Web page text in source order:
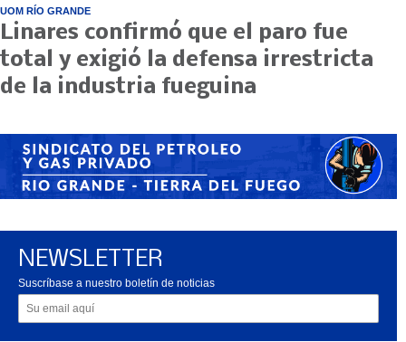
UOM RÍO GRANDE
Linares confirmó que el paro fue
total y exigió la defensa irrestricta
de la industria fueguina
NEWSLETTER
Suscríbase a nuestro boletín de noticias